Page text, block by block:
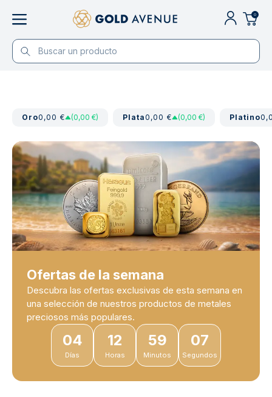
0
Oro0,00 € (0,00 €) Plata0,00 € (0,00 €) Platino
Ofertas de la semana
Descubra las ofertas exclusivas de esta semana en
una selección de nuestros productos de metales
preciosos más populares.
04
Días
12
Horas
59
Minutos
07
Segundos